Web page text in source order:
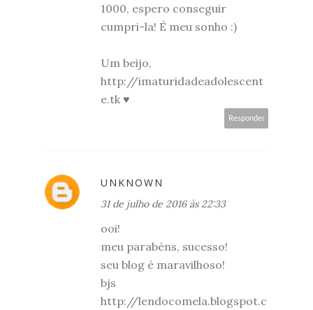
1000, espero conseguir
cumpri-la! É meu sonho :)
Um beijo,
http://imaturidadeadolescent
e.tk ♥
Responder
UNKNOWN
31 de julho de 2016 às 22:33
ooi!
meu parabéns, sucesso!
seu blog é maravilhoso!
bjs
http://lendocomela.blogspot.c